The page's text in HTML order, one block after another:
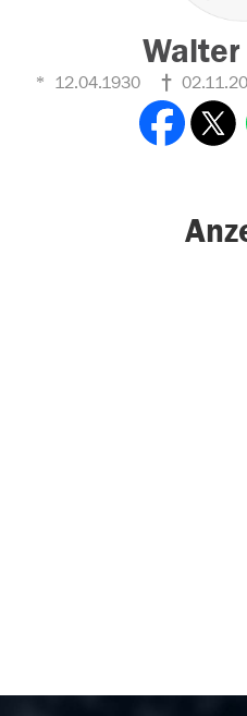
Walter
12.04.1930